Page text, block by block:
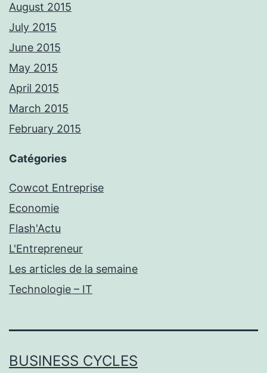
August 2015
July 2015
June 2015
May 2015
April 2015
March 2015
February 2015
Catégories
Cowcot Entreprise
Economie
Flash'Actu
L'Entrepreneur
Les articles de la semaine
Technologie – IT
BUSINESS CYCLES